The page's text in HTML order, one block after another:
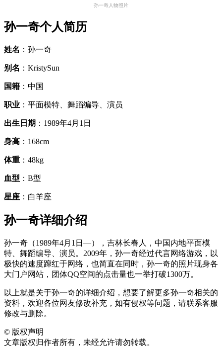
孙一奇人物照片
孙一奇个人简历
姓名 ：孙一奇
别名 ：KristySun
国籍 ：中国
职业 ：平面模特、舞蹈编导、演员
出生日期 ：1989年4月1日
身高 ：168cm
体重 ：48kg
血型 ：B型
星座 ：白羊座
孙一奇详细介绍
孙一奇（1989年4月1日—），吉林长春人，中国内地平面模
特、舞蹈编导、演员。2009年，孙一奇经过代言网络游戏，以
极快的速度蹿红于网络，也简直在同时，孙一奇的照片现身各
大门户网站，团体QQ空间的点击量也一举打破1300万。
以上就是关于孙一奇的详细介绍，想要了解更多孙一奇相关的
资料，欢迎各位网友修改补充，如有侵权等问题，请联系客服
修改与删除。
© 版权声明
文章版权归作者所有，未经允许请勿转载。